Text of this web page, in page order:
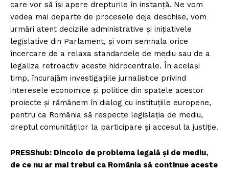
care vor să își apere drepturile în instanță. Ne vom
vedea mai departe de procesele deja deschise, vom
urmări atent deciziile administrative și inițiativele
legislative din Parlament, și vom semnala orice
încercare de a relaxa standardele de mediu sau de a
legaliza retroactiv aceste hidrocentrale. În același
timp, încurajăm investigațiile jurnalistice privind
interesele economice și politice din spatele acestor
proiecte și rămânem în dialog cu instituțiile europene,
pentru ca România să respecte legislația de mediu,
dreptul comunităților la participare și accesul la justiție.
PRESShub: Dincolo de problema legală și de mediu,
de ce nu ar mai trebui ca România să continue aceste